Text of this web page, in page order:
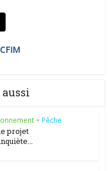
• Pêche
projet